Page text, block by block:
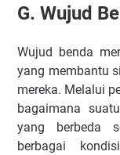
G. Wujud
Wujud benda
yang membantu
mereka. Melalui
bagaimana
yang berbeda
berbagai